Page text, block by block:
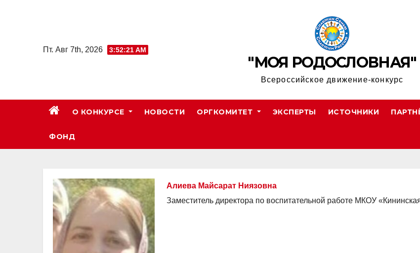
Пт. Авг 7th, 2026
3:52:22 AM
"МОЯ РОДОСЛОВНАЯ"
Всероссийское движение-конкурс
О КОНКУРСЕ НОВОСТИ ОРГКОМИТЕТ ЭКСПЕРТЫ ИСТОЧНИКИ
ФОНД
Алиева Майсарат Ниязовна
Заместитель директора по воспитательной работе МКОУ